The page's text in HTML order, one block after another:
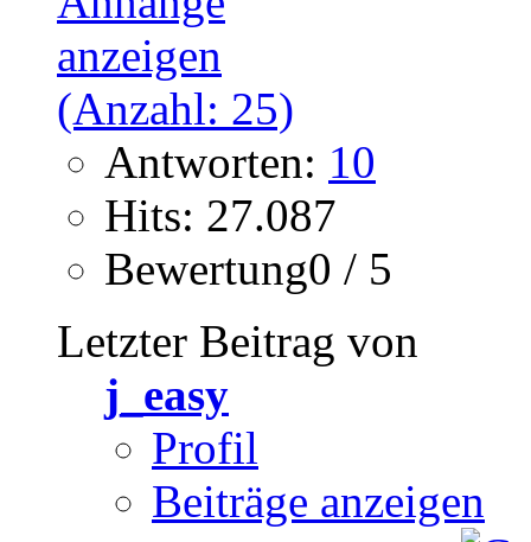
Antworten: 10
Hits: 27.087
Bewertung0 / 5
Letzter Beitrag von
j_easy
Profil
Beiträge anzeigen